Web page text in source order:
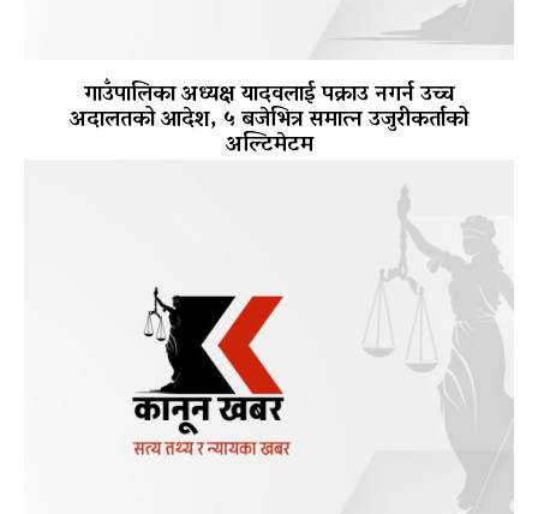
गाउँपालिका अध्यक्ष यादवलाई पक्राउ नगर्न उच्च
अदालतको आदेश, ५ बजेभित्र समात्न उजुरीकर्ताको
अल्टिमेटम